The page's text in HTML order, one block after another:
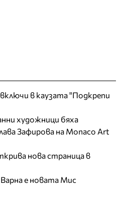
в каузата "Подкрепи
художници бяха
Зафирова на Monaco Art
нова страница в
е новата Мис